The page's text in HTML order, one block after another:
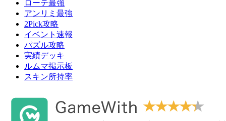
ローテ最強
アンリミ最強
2Pick攻略
イベント速報
パズル攻略
実績デッキ
ルムマ掲示板
スキン所持率